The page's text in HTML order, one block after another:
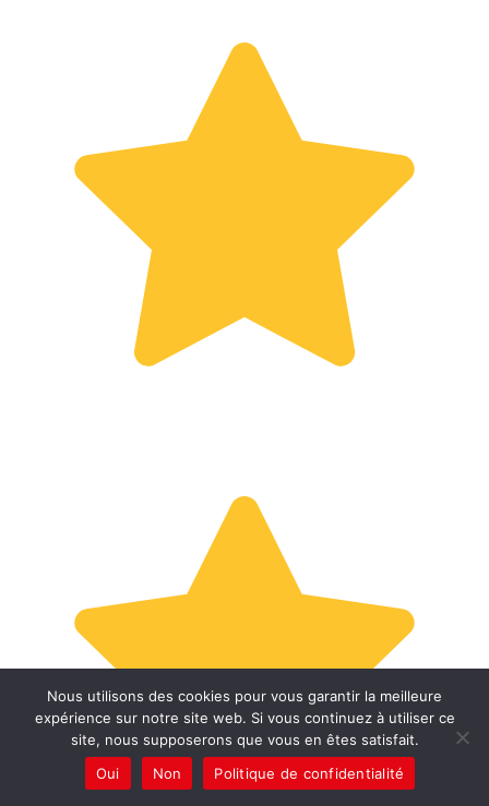
Nous utilisons des cookies pour vous garantir la meilleure
expérience sur notre site web. Si vous continuez à utiliser ce
site, nous supposerons que vous en êtes satisfait.
Oui
Non Politique de confidentialité